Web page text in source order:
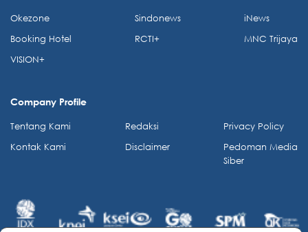
Okezone
Booking Hotel
VISION+
Sindonews
RCTI+
iNews
MNC Trijaya
Company Profile
Tentang Kami
Kontak Kami
Redaksi
Disclaimer
Privacy Policy
Pedoman Media
Siber